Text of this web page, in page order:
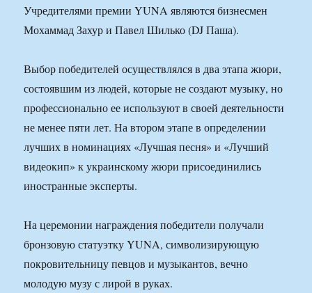
Учредителями премии YUNA являются бизнесмен
Мохаммад Захур и Павел Шилько (DJ Паша).
Выбор победителей осуществлялся в два этапа жюри,
состоявшим из людей, которые не создают музыку, но
профессионально ее используют в своей деятельности
не менее пяти лет. На втором этапе в определении
лучших в номинациях «Лучшая песня» и «Лучший
видеокип» к украинскому жюри присоединились
иностранные эксперты.
На церемонии награждения победители получали
бронзовую статуэтку YUNA, символизирующую
покровительницу певцов и музыкантов, вечно
молодую музу с лирой в руках.